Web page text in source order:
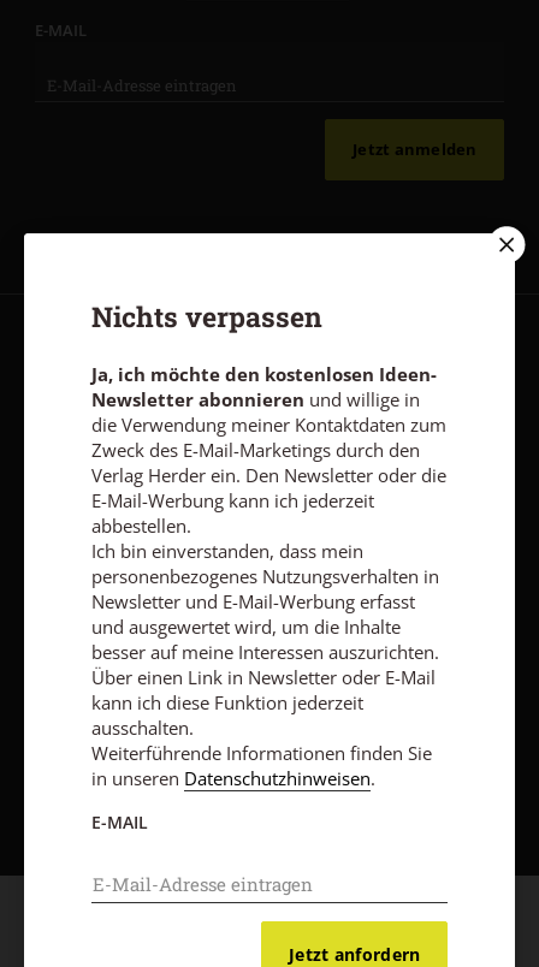
E-MAIL
Jetzt anmelden
Vertrag widerrufen Abo online kündigen
Nach oben
Nichts verpassen
Ja, ich möchte den kostenlosen Ideen-
Newsletter abonnieren und willige in
die Verwendung meiner Kontaktdaten zum
Zweck des E-Mail-Marketings durch den
Verlag Herder ein. Den Newsletter oder die
E-Mail-Werbung kann ich jederzeit
abbestellen.
Ich bin einverstanden, dass mein
personenbezogenes Nutzungsverhalten in
Newsletter und E-Mail-Werbung erfasst
und ausgewertet wird, um die Inhalte
besser auf meine Interessen auszurichten.
Über einen Link in Newsletter oder E-Mail
kann ich diese Funktion jederzeit
ausschalten.
Weiterführende Informationen finden Sie
in unseren Datenschutzhinweisen.
E-MAIL
Jetzt anfordern